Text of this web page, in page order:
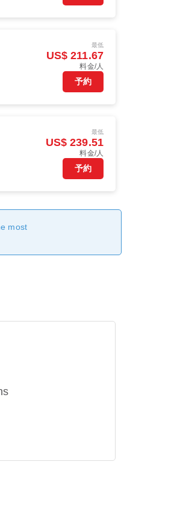
最低
US$ 211.67
料金/人
予約
最低
US$ 239.51
料金/人
予約
most